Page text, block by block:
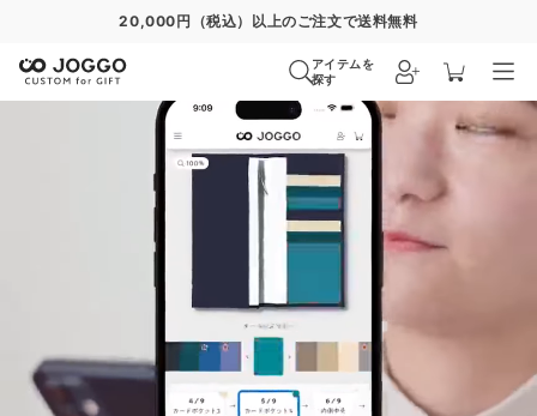
通常便 8/30 特急便 8/24 超特急便−
アイテムを
探す